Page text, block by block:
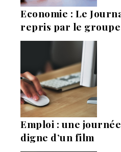
Economie : Le
repris par le
Emploi : une
digne d’un film